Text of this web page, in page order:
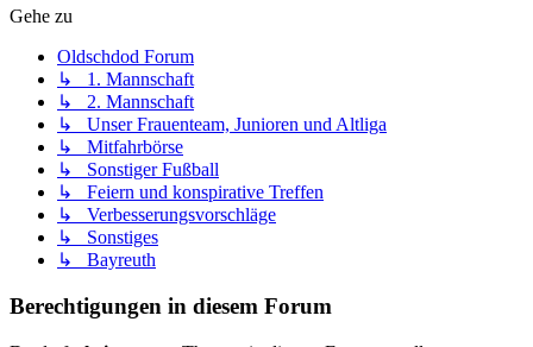
Gehe zu
Oldschdod Forum
↳ 1. Mannschaft
↳ 2. Mannschaft
↳ Unser Frauenteam, Junioren und Altliga
↳ Mitfahrbörse
↳ Sonstiger Fußball
↳ Feiern und konspirative Treffen
↳ Verbesserungsvorschläge
↳ Sonstiges
↳ Bayreuth
Berechtigungen in diesem Forum